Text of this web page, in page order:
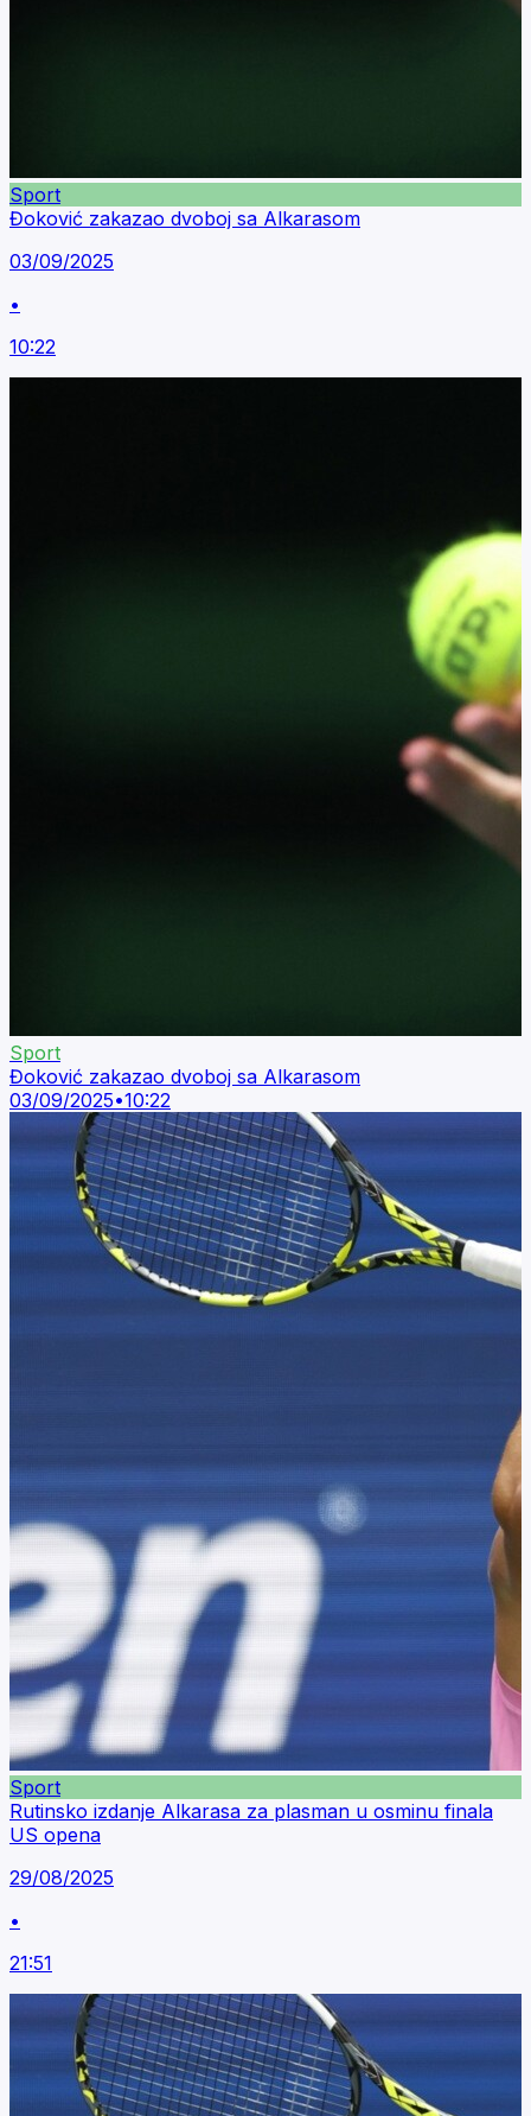
Sport
Đoković zakazao dvoboj sa Alkarasom
03/09/2025
•
10:22
Sport
Đoković zakazao dvoboj sa Alkarasom
03/09/2025•10:22
Sport
Rutinsko izdanje Alkarasa za plasman u osminu finala
US opena
29/08/2025
•
21:51